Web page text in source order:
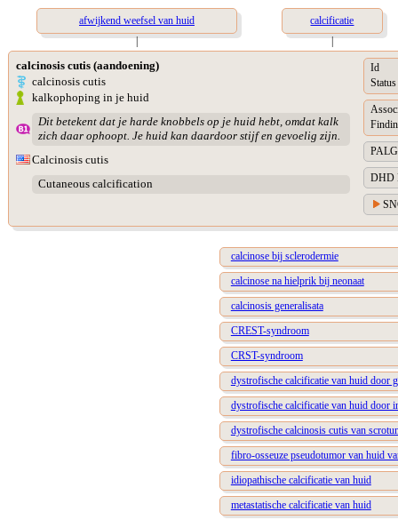
afwijkend weefsel van huid
calcificatie
|
|
calcinosis cutis (aandoening)
calcinosis cutis
kalkophoping in je huid
Dit betekent dat je harde knobbels op je huid hebt, omdat kalk
zich daar ophoopt. Je huid kan daardoor stijf en gevoelig zijn.
Calcinosis cutis
Cutaneous calcification
Id
Status
DHD
calcinose bij sclerodermie
calcinose na hielprik bij neonaat
calcinosis generalisata
CREST-syndroom
CRST-syndroom
dystrofische calcificatie van huid door
dystrofische calcificatie van huid door
dystrofische calcinosis cutis van
fibro-osseuze pseudotumor van huid
idiopathische calcificatie van huid
metastatische calcificatie van huid